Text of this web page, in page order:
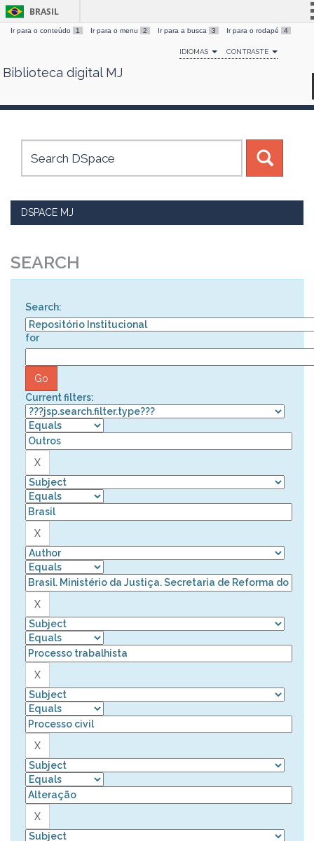
Skip
BRASIL
Simplifique!
Comunica BR
Canais
Ir para o conteúdo 1 Ir para o menu 2 Ir para a busca 3 Ir para o rodapé 4
IDIOMAS CONTRASTE
Biblioteca digital MJ
DSPACE MJ
SEARCH
Search:
for
Current filters: